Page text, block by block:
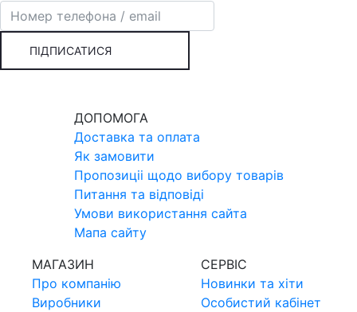
ПІДПИСАТИСЯ
ДОПОМОГА
Доставка та оплата
Як замовити
Пропозицii щодо вибору товарiв
Питання та вiдповiдi
Умови використання сайта
Мапа сайту
МАГАЗИН
Про компанiю
Виробники
СЕРВIС
Новинки та хiти
Особистий кабінет